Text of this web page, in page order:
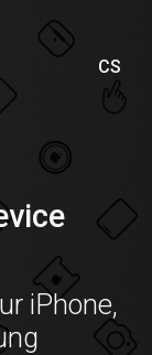
CS
iPhone,